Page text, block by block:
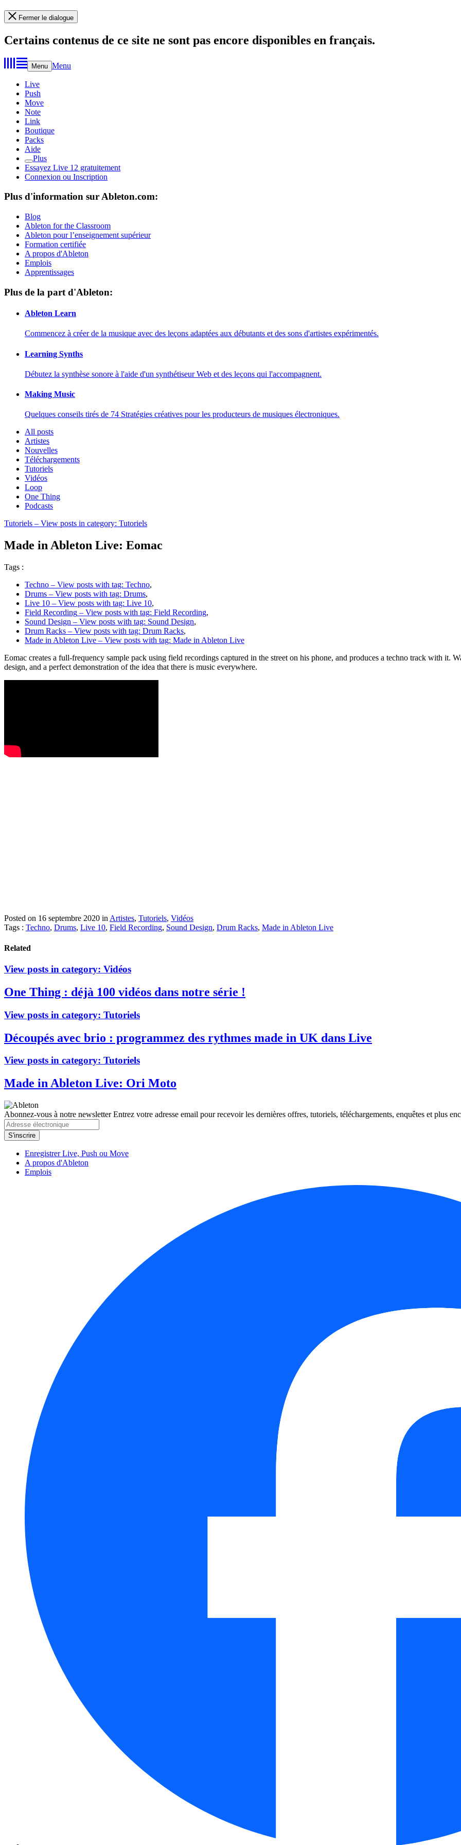
Fermer le dialogue
Certains contenus de ce site ne sont pas encore disponibles en français.
Menu Menu
Live
Push
Move
Note
Link
Boutique
Packs
Aide
Plus
Essayez Live 12 gratuitement
Connexion ou Inscription
Plus d'information sur Ableton.com:
Blog
Ableton for the Classroom
Ableton pour l’enseignement supérieur
Formation certifiée
A propos d'Ableton
Emplois
Apprentissages
Plus de la part d'Ableton:
Ableton Learn
Commencez à créer de la musique avec des leçons adaptées aux débutants et des sons d'artistes expérimentés.
Learning Synths
Débutez la synthèse sonore à l'aide d'un synthétiseur Web et des leçons qui l'accompagnent.
Making Music
Quelques conseils tirés de 74 Stratégies créatives pour les producteurs de musiques électroniques.
All posts
Artistes
Nouvelles
Téléchargements
Tutoriels
Vidéos
Loop
One Thing
Podcasts
Tutoriels – View posts in category: Tutoriels
Made in Ableton Live: Eomac
Tags :
Techno – View posts with tag: Techno,
Drums – View posts with tag: Drums,
Live 10 – View posts with tag: Live 10,
Field Recording – View posts with tag: Field Recording,
Sound Design – View posts with tag: Sound Design,
Drum Racks – View posts with tag: Drum Racks,
Made in Ableton Live – View posts with tag: Made in Ableton Live
Eomac creates a full-frequency sample pack using field recordings captured in the street on his phone, and produces a techno track with it.
design, and a perfect demonstration of the idea that there is music everywhere.
Posted on 16 septembre 2020 in Artistes, Tutoriels, Vidéos
Tags : Techno, Drums, Live 10, Field Recording, Sound Design, Drum Racks, Made in Ableton Live
Related
View posts in category: Vidéos
One Thing : déjà 100 vidéos dans notre série !
View posts in category: Tutoriels
Découpés avec brio : programmez des rythmes made in UK dans Live
View posts in category: Tutoriels
Made in Ableton Live: Ori Moto
Abonnez-vous à notre newsletterEntrez votre adresse email pour recevoir les dernières offres, tutoriels, téléchargements, enquêtes et plus
Enregistrer Live, Push ou Move
A propos d'Ableton
Emplois